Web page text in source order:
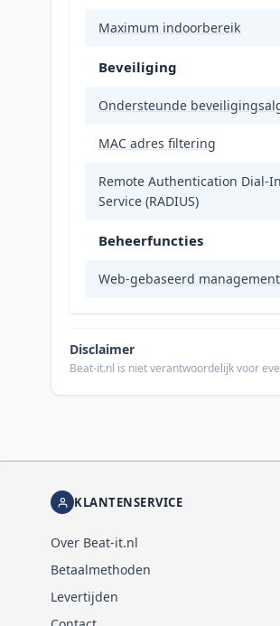
Maximum indoorbereik
Beveiliging
Ondersteunde
MAC adres filtering
Remote Authentication Dial-
Service (RADIUS)
Beheerfuncties
Web-gebaseerd management
Disclaimer
Beat-it.nl is niet verantwoordelijk voor
KLANTENSERVICE
Over Beat-it.nl
Betaalmethoden
Levertijden